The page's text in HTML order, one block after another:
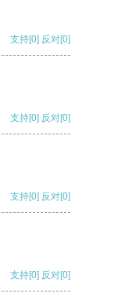
支持[0] 反对[0]
支持[0] 反对[0]
支持[0] 反对[0]
支持[0] 反对[0]